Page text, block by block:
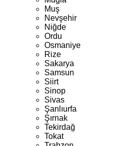
Muş
Nevşehir
Niğde
Ordu
Osmaniye
Rize
Sakarya
Samsun
Siirt
Sinop
Sivas
Şanlıurfa
Şırnak
Tekirdağ
Tokat